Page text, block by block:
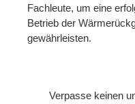
Fachleute, um eine
Betrieb der
gewährleisten.
Verpasse keinen